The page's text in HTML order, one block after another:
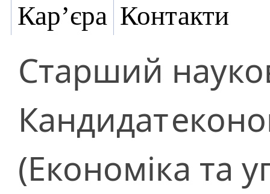
Кар’єра Контакти
Старший
Кандидат
(Економіка та